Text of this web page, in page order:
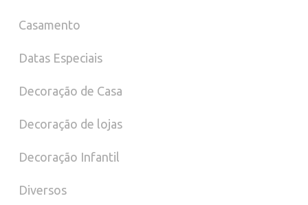
Casamento
Datas Especiais
Decoração de Casa
Decoração de lojas
Decoração Infantil
Diversos